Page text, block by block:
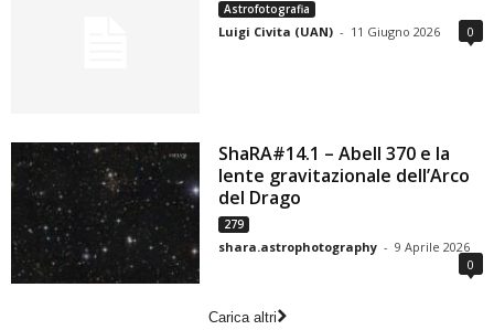
Astrofotografia
Luigi Civita (UAN) - 11 Giugno 2026 0
ShaRA#14.1 – Abell 370 e la
lente gravitazionale dell’Arco
del Drago
279
shara.astrophotography - 9 Aprile 2026
0
Carica altri